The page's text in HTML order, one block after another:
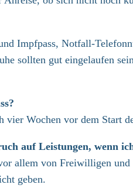
Impfpass, Notfall-
sollten gut eingelaufen
vier Wochen vor dem Start
auf Leistungen, wenn
allem von Freiwilligen und
geben.